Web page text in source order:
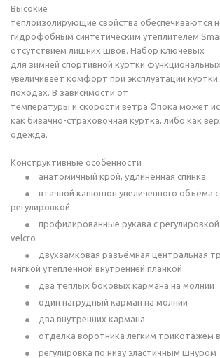
Высокие
теплоизолирующие свойства обеспечиваются
гидрофобным синтетическим утеплителем
отсутствием лишних швов. Набор ключевых
для зимней спортивной куртки
увеличивает комфорт при эксплуатации куртки
походах. В зависимости от
температуры и скорости ветра Опока может
как бивачно-страховочная куртка, либо как
одежда.
Конструктивные особенности
анатомичный крой, удлинённая спинка
втачной капюшон увеличенного объёма
регулировкой
профилированные рукава с
velcro
двухзамковая разъёмная центральная
мягкой утеплённой внутренней планкой
два тёплых боковых кармана на молнии
один нагрудный карман на молнии
два внутренних кармана
отделка воротника легким трикотажем
регулировка по низу эластичным шнуром